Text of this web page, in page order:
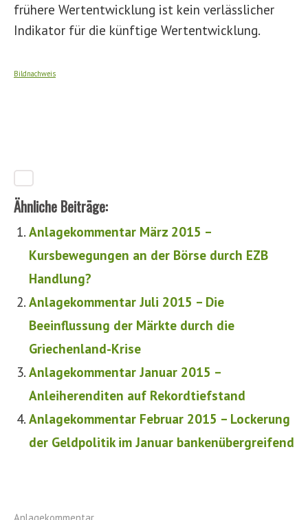
frühere Wertentwicklung ist kein verlässlicher
Indikator für die künftige Wertentwicklung.
Bildnachweis
Ähnliche Beiträge:
Anlagekommentar März 2015 –
Kursbewegungen an der Börse durch EZB
Handlung?
Anlagekommentar Juli 2015 – Die
Beeinflussung der Märkte durch die
Griechenland-Krise
Anlagekommentar Januar 2015 –
Anleiherenditen auf Rekordtiefstand
Anlagekommentar Februar 2015 – Lockerung
der Geldpolitik im Januar bankenübergreifend